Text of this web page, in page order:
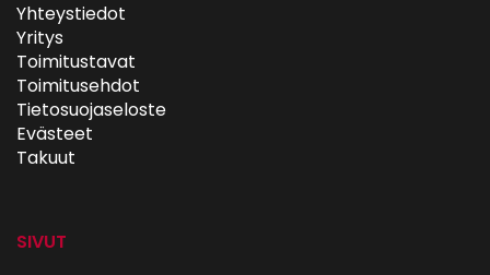
Yhteystiedot
Yritys
Toimitustavat
Toimitusehdot
Tietosuojaseloste
Evästeet
Takuut
SIVUT